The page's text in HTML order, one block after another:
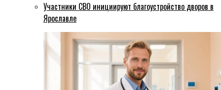
Участники СВО инициируют благоустройство дворов в
Ярославле